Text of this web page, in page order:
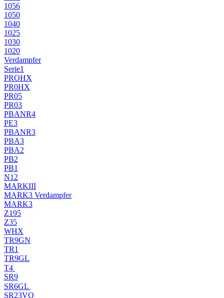
1056
1050
1040
1025
1030
1020
Verdampfer
Serie1
PROHX
PR0HX
PR05
PR03
PBANR4
PE3
PBANR3
PBA3
PBA2
PB2
PB1
N12
MARKIII
MARK3 Verdampfer
MARK3
Z195
Z35
WHX
TR9GN
TR1
TR9GL
T4
SR9
SR6GL
SR23VO